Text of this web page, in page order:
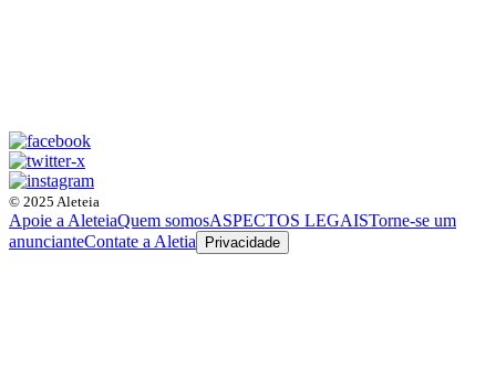
© 2025 Aleteia
Apoie a AleteiaQuem somosASPECTOS LEGAISTorne-se um
anuncianteContate a Aletia Privacidade